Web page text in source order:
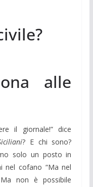
alle
il giornale!” dice
? E chi sono?
solo un posto in
nel cofano “Ma nel
non è possibile